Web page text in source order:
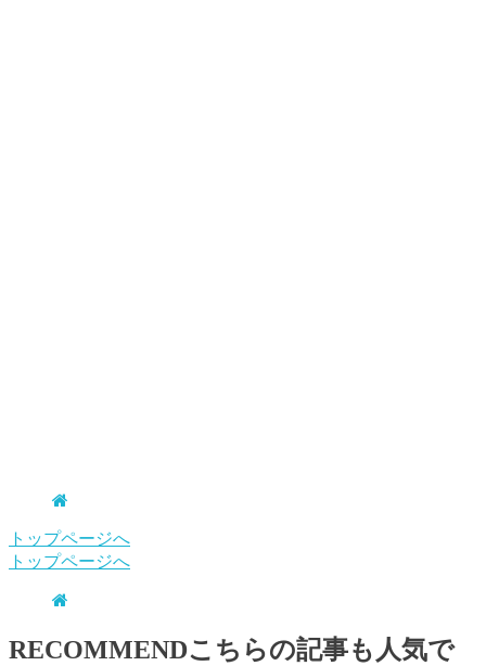
トップページへ
トップページへ
RECOMMENDこちらの記事も人気で